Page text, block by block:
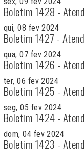
Boletim 1428 -
qui, 08 fev 2024
Boletim 1427 -
qua, 07 fev 2024
Boletim 1426 -
ter, 06 fev 2024
Boletim 1425 -
seg, 05 fev 2024
Boletim 1424 -
dom, 04 fev 2024
Boletim 1423 -